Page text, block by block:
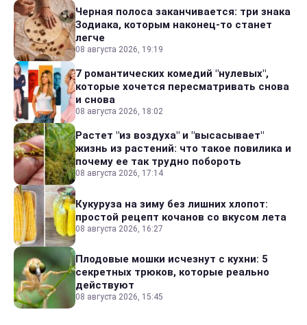
Черная полоса заканчивается: три знака
Зодиака, которым наконец-то станет
легче
08 августа 2026, 19:19
7 романтических комедий "нулевых",
которые хочется пересматривать снова
и снова
08 августа 2026, 18:02
Растет "из воздуха" и "высасывает"
жизнь из растений: что такое повилика и
почему ее так трудно побороть
08 августа 2026, 17:14
Кукуруза на зиму без лишних хлопот:
простой рецепт кочанов со вкусом лета
08 августа 2026, 16:27
Плодовые мошки исчезнут с кухни: 5
секретных трюков, которые реально
действуют
08 августа 2026, 15:45